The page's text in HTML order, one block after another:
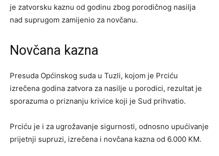
je zatvorsku kaznu od godinu zbog porodičnog nasilja
nad suprugom zamijenio za novčanu.
Novčana kazna
Presuda Općinskog suda u Tuzli, kojom je Prciću
izrečena godina zatvora za nasilje u porodici, rezultat je
sporazuma o priznanju krivice koji je Sud prihvatio.
Prciću je i za ugrožavanje sigurnosti, odnosno upućivanje
prijetnji supruzi, izrečena i novčana kazna od 6.000 KM.